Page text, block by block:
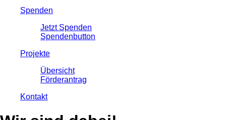
Spenden
Jetzt Spenden
Spendenbutton
Projekte
Übersicht
Förderantrag
Kontakt